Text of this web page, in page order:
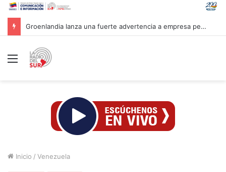
Groenlandia lanza una fuerte advertencia a empresa petrolera vinculada a Trump
Menú
Inicio / Venezuela